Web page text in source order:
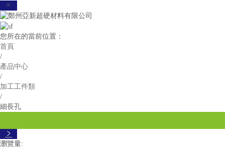

您所在的當前位置：
首頁
/
產品中心
/
加工工件類
/
細長孔

瀏覽量: